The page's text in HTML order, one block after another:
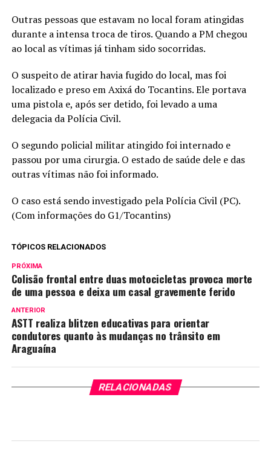
Outras pessoas que estavam no local foram atingidas
durante a intensa troca de tiros. Quando a PM chegou
ao local as vítimas já tinham sido socorridas.
O suspeito de atirar havia fugido do local, mas foi
localizado e preso em Axixá do Tocantins. Ele portava
uma pistola e, após ser detido, foi levado a uma
delegacia da Polícia Civil.
O segundo policial militar atingido foi internado e
passou por uma cirurgia. O estado de saúde dele e das
outras vítimas não foi informado.
O caso está sendo investigado pela Polícia Civil (PC).
(Com informações do G1/Tocantins)
TÓPICOS RELACIONADOS
PRÓXIMA
Colisão frontal entre duas motocicletas provoca morte
de uma pessoa e deixa um casal gravemente ferido
ANTERIOR
ASTT realiza blitzen educativas para orientar
condutores quanto às mudanças no trânsito em
Araguaína
RELACIONADAS